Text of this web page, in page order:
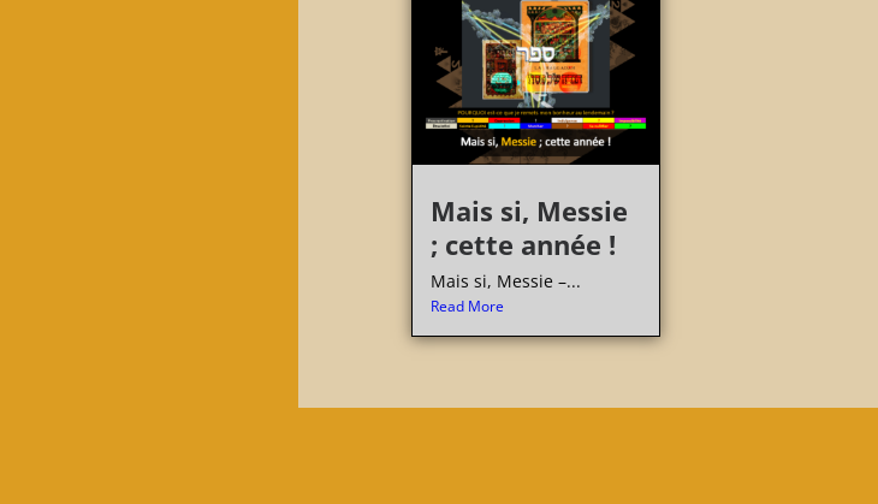
Mais si, Messie
; cette année !
Mais si, Messie –...
Read More